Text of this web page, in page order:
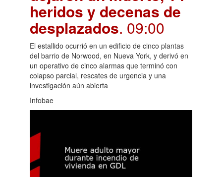
heridos y decenas de
desplazados. 09:00
El estallido ocurrió en un edificio de cinco plantas
del barrio de Norwood, en Nueva York, y derivó en
un operativo de cinco alarmas que terminó con
colapso parcial, rescates de urgencia y una
investigación aún abierta
Infobae